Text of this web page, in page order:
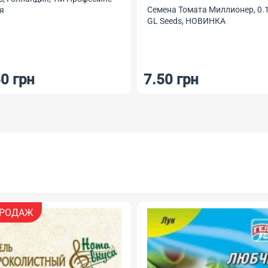
Томата Миллионер, 0.1 г, ТМ
Семена Томата Черевички,
GL Seeds, НОВИНКА
6 грн
НОВИНКА